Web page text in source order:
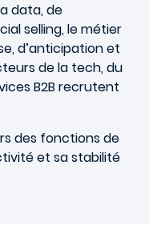
data, de
selling, le métier
d’anticipation et
de la tech, du
B2B recrutent
des fonctions de
et sa stabilité